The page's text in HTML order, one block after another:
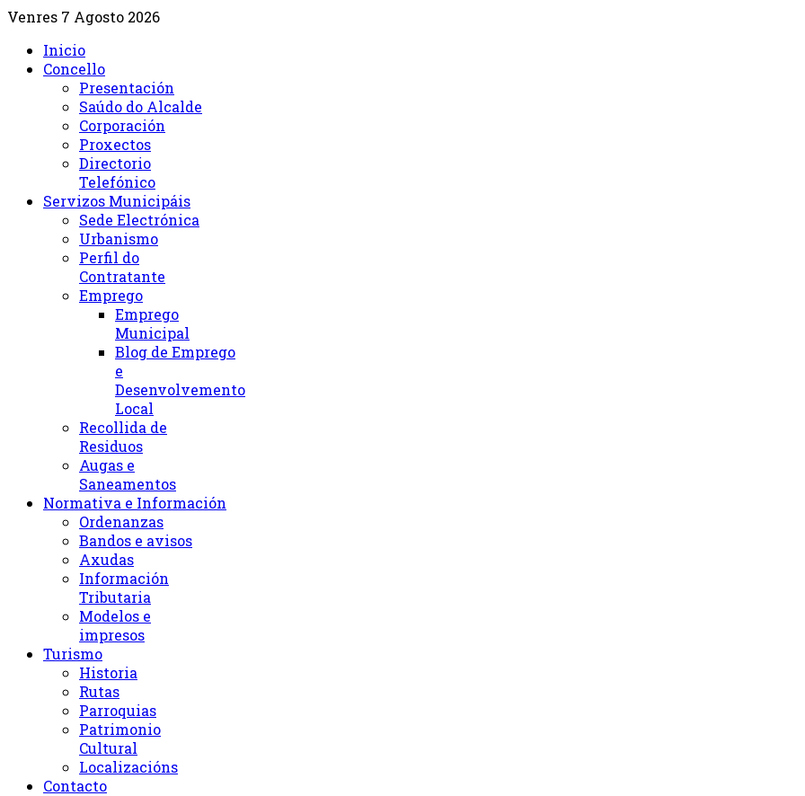
Venres 7 Agosto 2026
Inicio
Concello
Presentación
Saúdo do Alcalde
Corporación
Proxectos
Directorio
Telefónico
Servizos Municipáis
Sede Electrónica
Urbanismo
Perfil do
Contratante
Emprego
Emprego
Municipal
Blog de Emprego
e
Desenvolvemento
Local
Recollida de
Residuos
Augas e
Saneamentos
Normativa e Información
Ordenanzas
Bandos e avisos
Axudas
Información
Tributaria
Modelos e
impresos
Turismo
Historia
Rutas
Parroquias
Patrimonio
Cultural
Localizacións
Contacto